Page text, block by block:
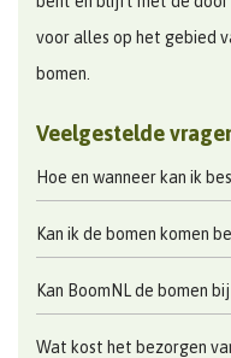
voor alles op het gebied
bomen.
Veelgestelde
Hoe en wanneer kan ik
Kan ik de bomen komen
Kan BoomNL de bomen
Wat kost het bezorgen